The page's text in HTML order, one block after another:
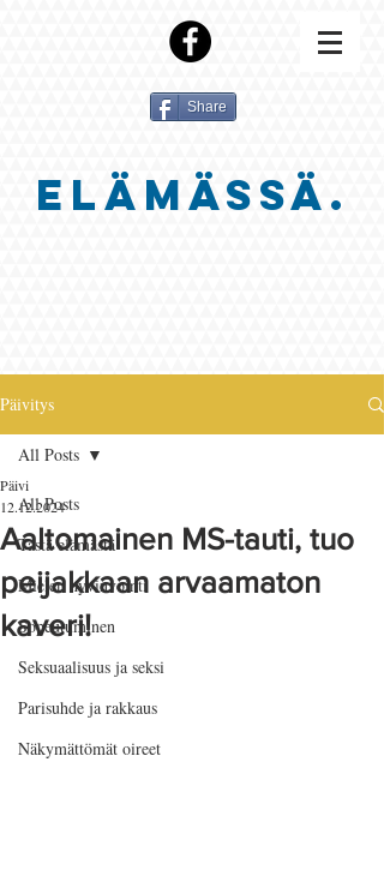
Share
ELÄMÄSSÄ.
Päivitys
All Posts
Tästä elämästä
Mielen hyvinvointi
Sopeutuminen
Seksuaalisuus ja seksi
Parisuhde ja rakkaus
Näkymättömät oireet
All Posts
Aaltomainen MS-tauti, tuo
peijakkaan arvaamaton
kaveri!
Päivi
12.12.2024